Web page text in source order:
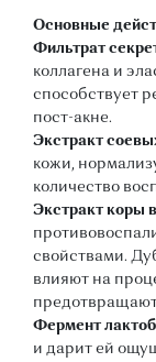
Основные
Фильтрат
коллагена и
способствует
пост-акне.
Экстракт
кожи,
количество
Экстракт коры
свойствами.
влияют на
Фермент
и дарит ей